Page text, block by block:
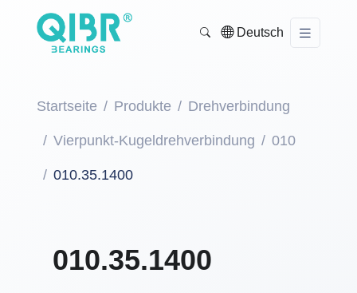
Deutsch
Startseite Produkte Drehverbindung
Vierpunkt-Kugeldrehverbindung 010
010.35.1400
010.35.1400